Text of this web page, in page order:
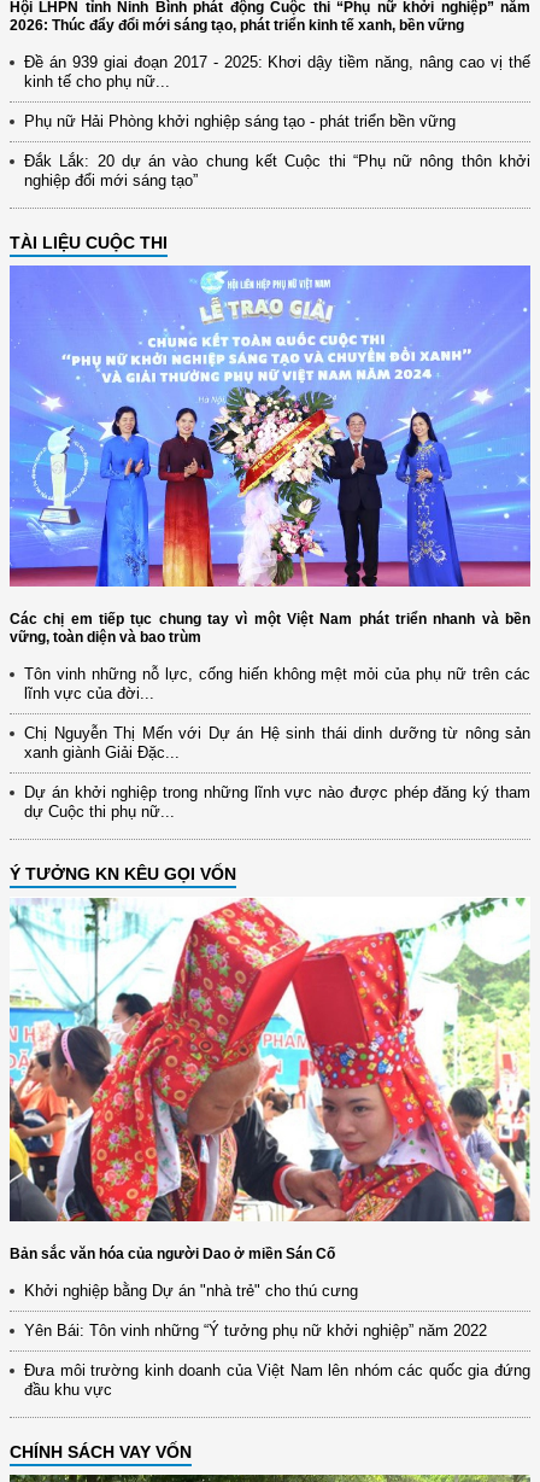
Hội LHPN tỉnh Ninh Bình phát động Cuộc thi “Phụ nữ khởi nghiệp” năm
2026: Thúc đẩy đổi mới sáng tạo, phát triển kinh tế xanh, bền vững
Đề án 939 giai đoạn 2017 - 2025: Khơi dậy tiềm năng, nâng cao vị thế
kinh tế cho phụ nữ...
Phụ nữ Hải Phòng khởi nghiệp sáng tạo - phát triển bền vững
Đắk Lắk: 20 dự án vào chung kết Cuộc thi “Phụ nữ nông thôn khởi
nghiệp đổi mới sáng tạo”
TÀI LIỆU CUỘC THI
Các chị em tiếp tục chung tay vì một Việt Nam phát triển nhanh và bền
vững, toàn diện và bao trùm
Tôn vinh những nỗ lực, cống hiến không mệt mỏi của phụ nữ trên các
lĩnh vực của đời...
Chị Nguyễn Thị Mến với Dự án Hệ sinh thái dinh dưỡng từ nông sản
xanh giành Giải Đặc...
Dự án khởi nghiệp trong những lĩnh vực nào được phép đăng ký tham
dự Cuộc thi phụ nữ...
Ý TƯỞNG KN KÊU GỌI VỐN
Bản sắc văn hóa của người Dao ở miền Sán Cố
Khởi nghiệp bằng Dự án "nhà trẻ" cho thú cưng
Yên Bái: Tôn vinh những “Ý tưởng phụ nữ khởi nghiệp” năm 2022
Đưa môi trường kinh doanh của Việt Nam lên nhóm các quốc gia đứng
đầu khu vực
CHÍNH SÁCH VAY VỐN